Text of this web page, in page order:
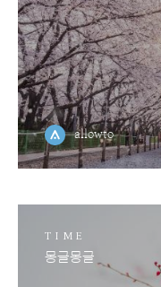
allowto
TIME
몽글몽글